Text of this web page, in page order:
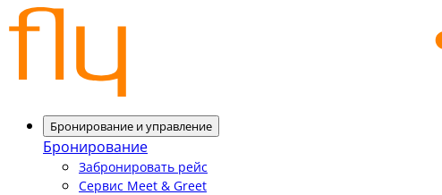
Бронирование и управление
Бронирование
Забронировать рейс
Сервис Meet & Greet